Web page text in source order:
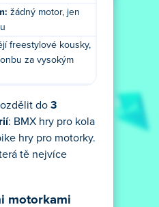
žádný motor, jen
freestylové kousky,
za vysokým
do 3
: BMX hry pro kola
hry pro motorky.
tě nejvíce
motorkami